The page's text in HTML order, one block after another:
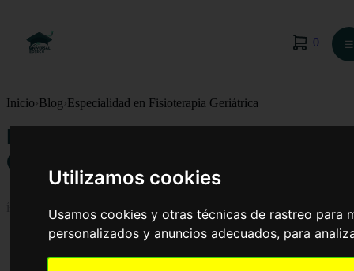
Utilizamos cookies
Usamos cookies y otras técnicas de rastreo para
personalizados y anuncios adecuados, para
0 ☰
Inicio ›Blog ›Especialidad en Fisioterapia Geriátrica
Especialidad en Fisioterapia
Geriátrica